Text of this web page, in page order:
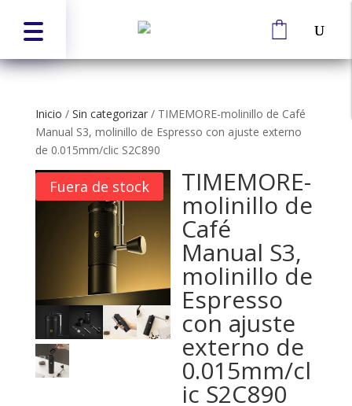
Inicio / Sin categorizar/ TIMEMORE-molinillo de Café
Manual S3, molinillo de Espresso con ajuste externo
de 0.015mm/clic S2C890
Fuera de stock TIMEMORE-
molinillo de
Café
Manual S3,
molinillo de
Espresso
con ajuste
externo de
0.015mm/cl
ic S2C890